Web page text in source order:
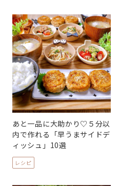
あと一品に大助かり♡５分以
内で作れる「早うまサイドデ
ィッシュ」10選
レシピ